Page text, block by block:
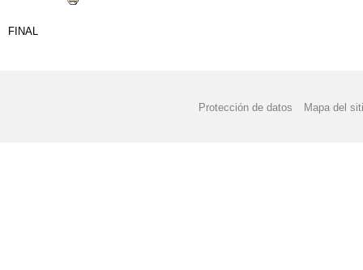
FINAL
Protección de datos Mapa del